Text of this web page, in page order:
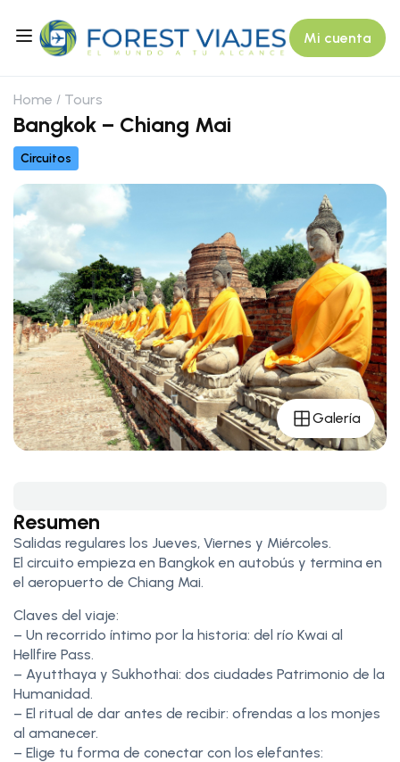
Mi cuenta
Home Tours
Bangkok – Chiang Mai
Circuitos
Galería
Resumen
Salidas regulares los Jueves, Viernes y Miércoles.
El circuito empieza en Bangkok en autobús y termina en
el aeropuerto de Chiang Mai.
Claves del viaje:
– Un recorrido íntimo por la historia: del río Kwai al
Hellfire Pass.
– Ayutthaya y Sukhothai: dos ciudades Patrimonio de la
Humanidad.
– El ritual de dar antes de recibir: ofrendas a los monjes
al amanecer.
– Elige tu forma de conectar con los elefantes: